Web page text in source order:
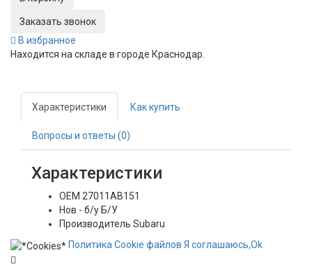
Заказать звонок
В избранное
Находится на складе в городе Краснодар.
Характеристики Как купить
Вопросы и ответы (0)
Характеристики
OEM 27011AB151
Нов - б/у Б/У
Производитель Subaru
ПолитикаСookie файлов Я соглашаюсь,Ok